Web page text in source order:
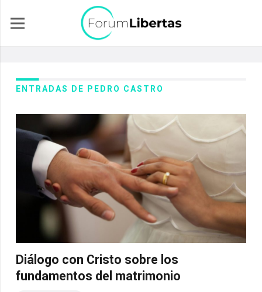
ENTRADAS DE PEDRO CASTRO
Diálogo con Cristo sobre los
fundamentos del matrimonio